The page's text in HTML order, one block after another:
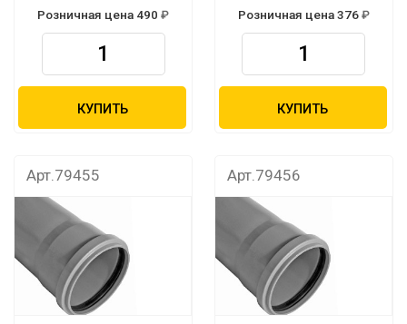
Розничная цена 490
КУПИТЬ
Розничная цена 376
КУПИТЬ
Арт.79455 Арт.79456